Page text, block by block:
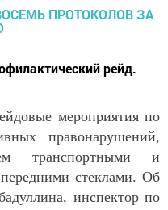
рейд.
мероприятия по
правонарушений,
транспортными и
стеклами. Об
инспектор по